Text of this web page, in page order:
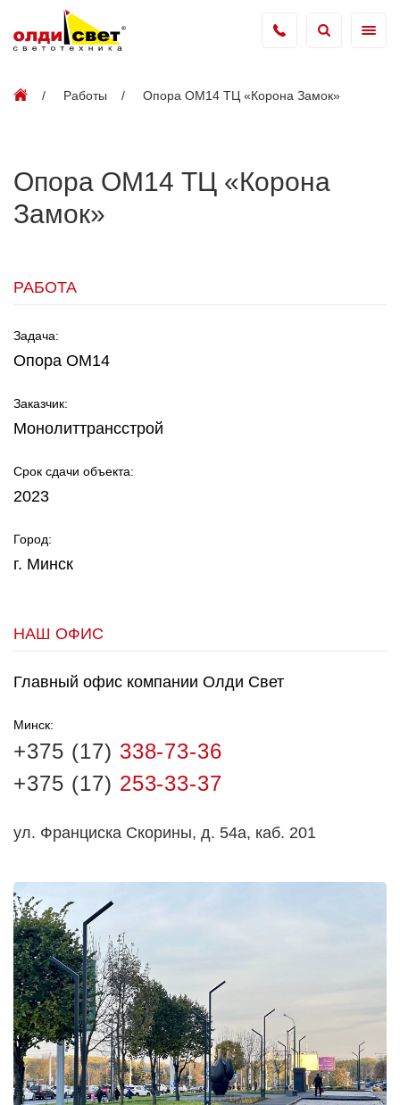
Работы Опора ОМ14 ТЦ «Корона Замок»
Опора ОМ14 ТЦ «Корона
Замок»
РАБОТА
Задача:
Опора ОМ14
Заказчик:
Монолиттрансстрой
Срок сдачи объекта:
2023
Город:
г. Минск
НАШ ОФИС
Главный офис компании Олди Свет
Минск:
+375 (17) 338-73-36
+375 (17) 253-33-37
ул. Франциска Скорины, д. 54а, каб. 201